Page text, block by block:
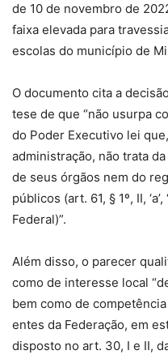
de 10 de novembro de
faixa elevada para
escolas do município de
O documento cita a
tese de que “não usurpa
do Poder Executivo lei
administração, não trata
de seus órgãos nem do
públicos (art. 61, § 1º, II, ‘a’,
Federal)”.
Além disso, o parecer
como de interesse local
bem como de
entes da Federação, em
disposto no art. 30, I e II,